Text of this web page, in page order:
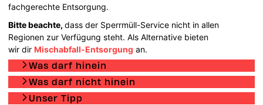
fachgerechte Entsorgung.
Bitte beachte,dass der Sperrmüll-Service nicht in allen
Regionen zur Verfügung steht. Als Alternative bieten
wir dir Mischabfall-Entsorgung an.
Was darf hinein
Was darf nicht hinein
Unser Tipp